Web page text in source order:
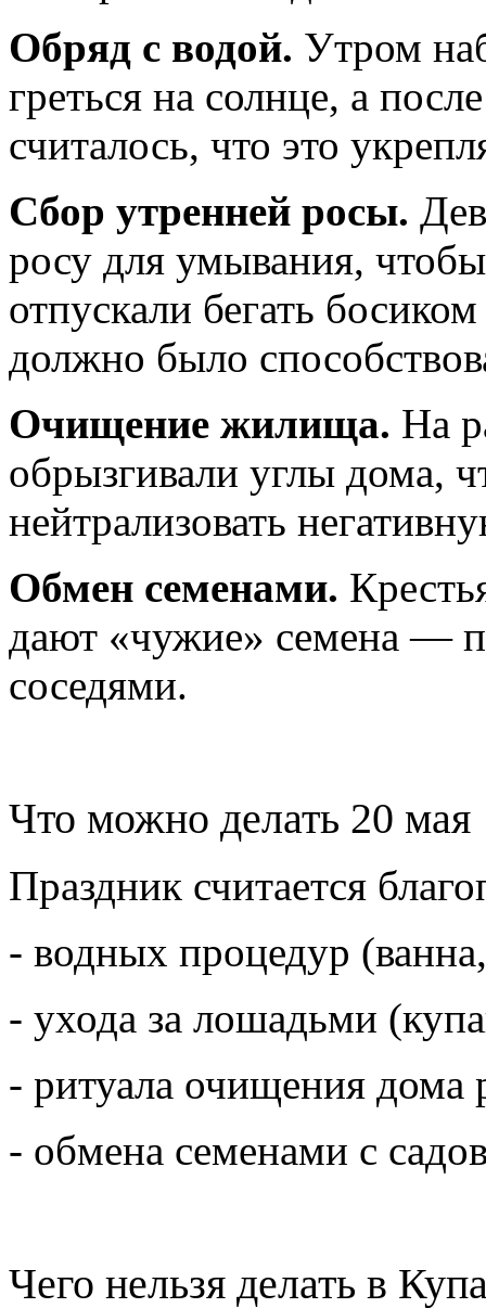
Обряд с водой. Утром
греться на солнце, а
считалось, что это
Сбор утренней росы.
росу для умывания,
отпускали бегать
должно было
Очищение жилища. На
обрызгивали углы дома,
нейтрализовать
Обмен семенами.
дают «чужие» семена —
соседями.
Что можно делать 20 мая
Праздник считается
- водных процедур
- ухода за лошадьми
- ритуала очищения дома
- обмена семенами с
Чего нельзя делать в